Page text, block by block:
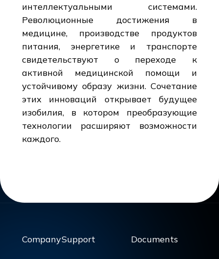
интеллектуальными системами.
Революционные достижения в
медицине, производстве продуктов
питания, энергетике и транспорте
свидетельствуют о переходе к
активной медицинской помощи и
устойчивому образу жизни. Сочетание
этих инноваций открывает будущее
изобилия, в котором преобразующие
технологии расширяют возможности
каждого.
CompanySupport Documents